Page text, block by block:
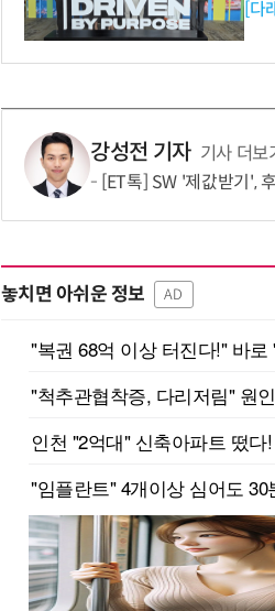
[다
강성전 기자 기사 더보
[ET톡] SW '제값받기',
놓치면 아쉬운 정보 AD